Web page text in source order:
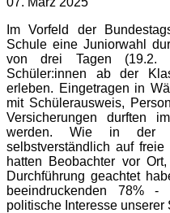
Im Vorfeld der
Schule eine Juniorwahl
von drei Tagen (19.2.
Schüler:innen ab der
erleben. Eingetragen in
mit Schülerausweis,
Versicherungen durften
werden. Wie in der
selbstverständlich auf
hatten Beobachter vor
Durchführung geachtet
beeindruckenden 78%
politische Interesse unserer